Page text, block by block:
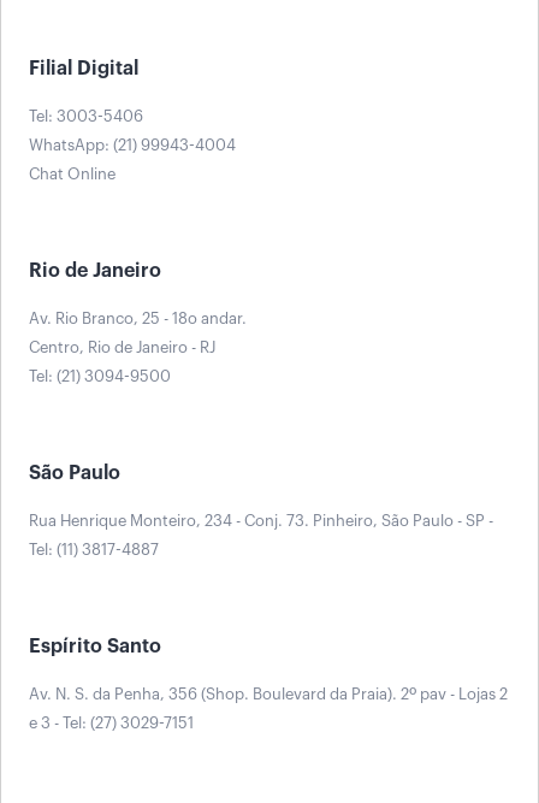
Filial Digital
Tel: 3003-5406
WhatsApp: (21) 99943-4004
Chat Online
Rio de Janeiro
Av. Rio Branco, 25 - 18o andar.
Centro, Rio de Janeiro - RJ
Tel: (21) 3094-9500
São Paulo
Rua Henrique Monteiro, 234 - Conj. 73. Pinheiro, São Paulo - SP -
Tel: (11) 3817-4887
Espírito Santo
Av. N. S. da Penha, 356 (Shop. Boulevard da Praia). 2º pav - Lojas 2
e 3 - Tel: (27) 3029-7151